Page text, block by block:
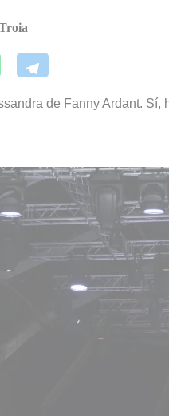
de Fanny Ardant.